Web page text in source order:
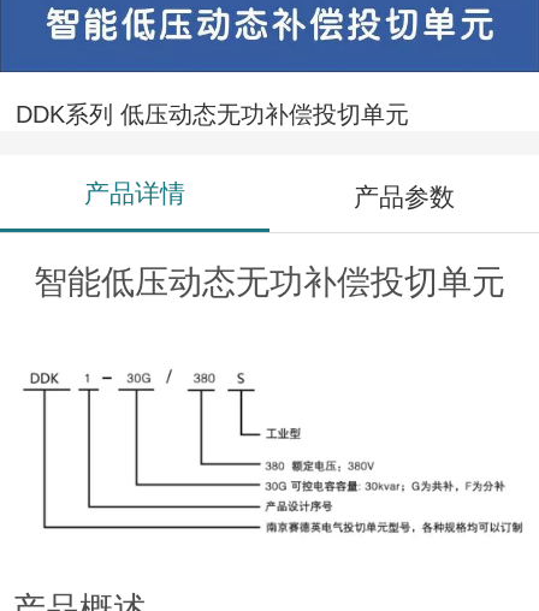
DDK系列 低压动态无功补偿投切单元
产品详情 产品参数
智能低压动态无功补偿投切单元